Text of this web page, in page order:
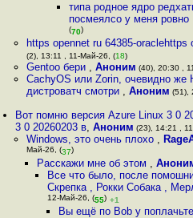
типа родное ядро
посмеялсо у меня ровно
(70)
https opennet ru 64385-oraclehttps
(2), 13:11 , 11-Май-26, (18)
Gentoo бери , Аноним (40), 20:30 ,
CachyOS или Zorin, очевидно же
дистроватч смотри , Аноним (51),
Вот помню версия Azure Linux 3 0
3 0 20260203 в,Аноним (23), 14:21 ,
Windows, это очень плохо ,
Май-26, (37)
Расскажи мне об этом ,
Все что было, после
Скрепка , Рокки Собака ,
12-Май-26, (55) +1
Вы ещё по Bob у поплачьте